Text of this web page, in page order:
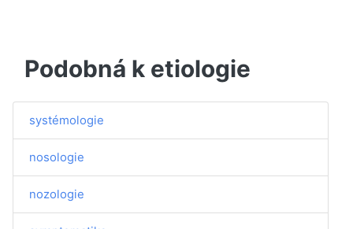
Podobná k etiologie
systémologie
nosologie
nozologie